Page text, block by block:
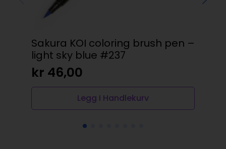
Sakura KOI coloring brush pen –
light sky blue #237
kr 46,00
Legg I Handlekurv